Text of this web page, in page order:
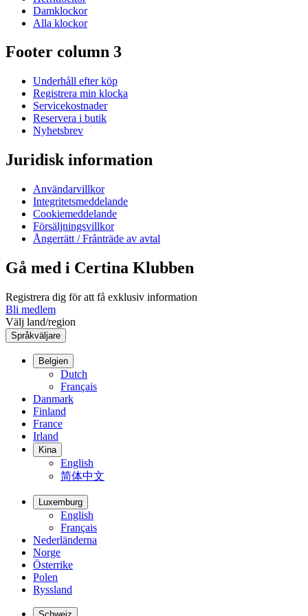
Damklockor
Alla klockor
Footer column 3
Underhåll efter köp
Registrera min klocka
Servicekostnader
Reservera i butik
Nyhetsbrev
Juridisk information
Användarvillkor
Integritetsmeddelande
Cookiemeddelande
Försäljningsvillkor
Ångerrätt / Frånträde av avtal
Gå med i Certina Klubben
Registrera dig för att få exklusiv information
Bli medlem
Välj land/region
Språkväljare
Belgien
Dutch
Français
Danmark
Finland
France
Irland
Kina
English
简体中文
Luxemburg
English
Français
Nederländerna
Norge
Österrike
Polen
Ryssland